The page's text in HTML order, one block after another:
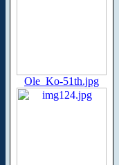
Ole_Ko-51th.jpg